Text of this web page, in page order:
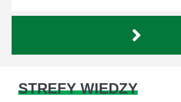
STREFY WIEDZY